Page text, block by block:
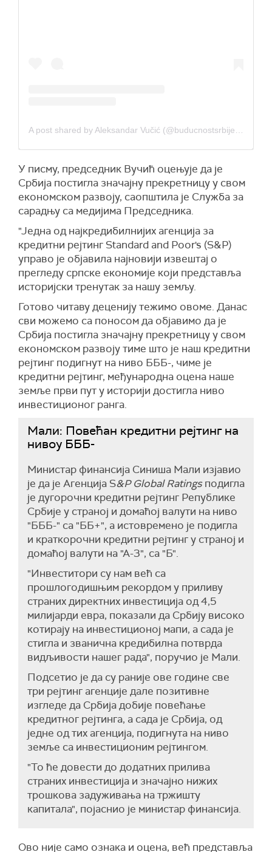
У писму, председник Вучић оцењује да је
Србија постигла значајну прекретницу у свом
економском развоју, саопштила је Служба за
сарадњу са медијима Председника.
"Једна од најкредибилнијих агенција за
кредитни рејтинг Standard and Poor's (S&P)
управо је објавила најновији извештај о
прегледу српске економије који представља
историјски тренутак за нашу земљу.
Готово читаву деценију тежимо овоме. Данас
сви можемо са поносом да објавимо да је
Србија постигла значајну прекретницу у свом
економском развоју тиме што је наш кредитни
рејтинг подигнут на ниво БББ-, чиме је
кредитни рејтинг, међународна оцена наше
земље први пут у историји достигла ниво
инвестиционог ранга.
Mали: Повећан кредитни рејтинг на
нивоу БББ-
Министар финансија Синиша Мали изјавио
је да је Агенција S&P Global Ratingsподигла
је дугорочни кредитни рејтинг Републике
Србије у страној и домаћој валути на ниво
"БББ-" са "ББ+", а истовремено је подигла
и краткорочни кредитни рејтинг у страној и
домаћој валути на "А-3", са "Б".
"Инвеститори су нам већ са
прошлогодишњим рекордом у приливу
страних директних инвестиција од 4,5
милијарди евра, показали да Србију високо
котирају на инвестиционој мапи, а сада је
стигла и званична кредибилна потврда
видљивости нашег рада", поручио је Мали.
Подсетио је да су раније ове године све
три рејтинг агенције дале позитивне
изгледе да Србија добије повећање
кредитног рејтинга, а сада је Србија, од
једне од тих агенција, подигнута на ниво
земље са инвестиционим рејтингом.
"То ће довести до додатних прилива
страних инвестиција и значајно нижих
трошкова задуживања на тржишту
капитала", појаснио је министар финансија.
Ово није само ознака и оцена, већ представља